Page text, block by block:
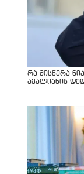
რა მისწერა
ავალიანის